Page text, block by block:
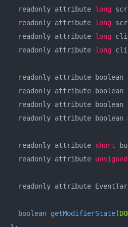
  readonly attribute
long
  readonly attribute
long
  readonly attribute
long
  readonly attribute
long
readonly attribute boolean
readonly attribute boolean
readonly attribute boolean
readonly attribute boolean
  readonly attribute
short
  readonly attribute
unsigned
readonly attribute
boolean getModifierState